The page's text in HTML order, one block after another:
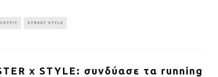
STREET STYLE
x STYLE: συνδύασε τα running